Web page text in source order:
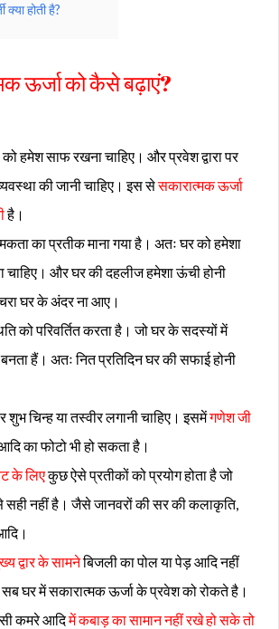
क्या होती है?
ऊर्जा को कैसे बढ़ाएं?
को हमेश साफ रखना चाहिए। और प्रवेश द्वारा पर
की जानी चाहिए। इस सेसकारात्मक ऊर्जा
है।
का प्रतीक माना गया है। अतः घर को हमेशा
और घर की दहलीज हमेशा ऊंची होनी
घर के अंदर ना आए।
को परिवर्तित करता है। जो घर के सदस्यों में
हैं। अतः नित प्रतिदिन घर की सफाई होनी
शुभ चिन्ह या तस्वीर लगानी चाहिए। इसमेंगणेश जी
का फोटो भी हो सकता है।
के लिएकुछ ऐसे प्रतीकों को प्रयोग होता है जो
सही नहीं है। जैसे जानवरों की सर की कलाकृति,
द्वार के सामनेबिजली का पोल या पेड़ आदि नहीं
सब घर में सकारात्मक ऊर्जा के प्रवेश को रोकते है।
कमरे आदिमें कबाड़ का सामान नहीं रखे हो सके तो